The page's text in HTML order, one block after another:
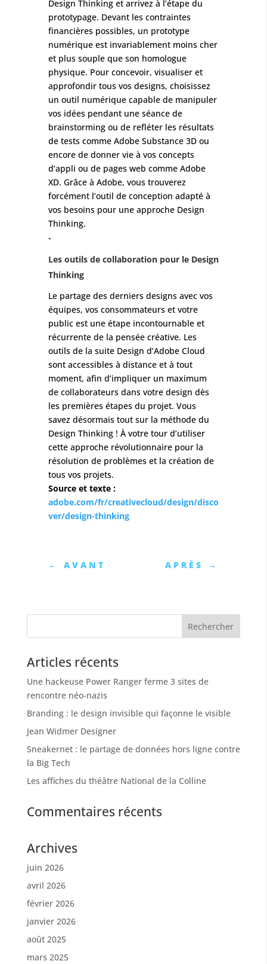
Design Thinking et arrivez à l’étape du
prototypage. Devant les contraintes
financières possibles, un prototype
numérique est invariablement moins cher
et plus souple que son homologue
physique. Pour concevoir, visualiser et
approfondir tous vos designs, choisissez
un outil numérique capable de manipuler
vos idées pendant une séance de
brainstorming ou de refléter les résultats
de tests comme Adobe Substance 3D ou
encore de donner vie à vos concepts
d’appli ou de pages web comme Adobe
XD. Grâce à Adobe, vous trouverez
forcément l’outil de conception adapté à
vos besoins pour une approche Design
Thinking.
-
Les outils de collaboration pour le Design
Thinking
Le partage des derniers designs avec vos
équipes, vos consommateurs et votre
public est une étape incontournable et
récurrente de la pensée créative. Les
outils de la suite Design d’Adobe Cloud
sont accessibles à distance et à tout
moment, afin d’impliquer un maximum
de collaborateurs dans votre design dès
les premières étapes du projet. Vous
savez désormais tout sur la méthode du
Design Thinking ! À votre tour d’utiliser
cette approche révolutionnaire pour la
résolution de problèmes et la création de
tous vos projets.
Source et texte :
adobe.com/fr/creativecloud/design/disco
ver/design-thinking
← AVANT APRÈS →
Articles récents
Une hackeuse Power Ranger ferme 3 sites de
rencontre néo-nazis
Branding : le design invisible qui façonne le visible
Jean Widmer Designer
Sneakernet : le partage de données hors ligne contre
la Big Tech
Les affiches du théâtre National de la Colline
Commentaires récents
Archives
juin 2026
avril 2026
février 2026
janvier 2026
août 2025
mars 2025